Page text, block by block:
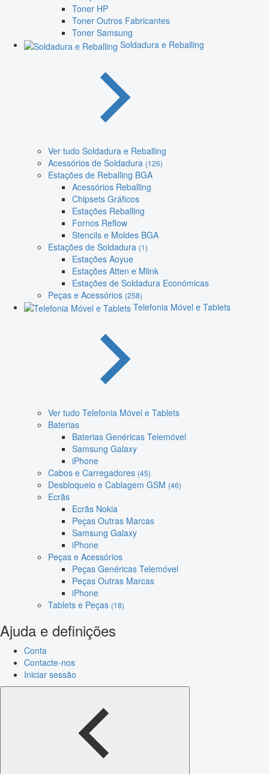
Toner HP
Toner Outros Fabricantes
Toner Samsung
Soldadura e Reballing
Ver tudo Soldadura e Reballing
Acessórios de Soldadura (126)
Estações de Reballing BGA
Acessórios Reballing
Chipsets Gráficos
Estações Reballing
Fornos Reflow
Stencils e Moldes BGA
Estações de Soldadura (1)
Estações Aoyue
Estações Atten e Mlink
Estações de Soldadura Económicas
Peças e Acessórios (258)
Telefonia Móvel e Tablets
Ver tudo Telefonia Móvel e Tablets
Baterias
Baterias Genéricas Telemóvel
Samsung Galaxy
iPhone
Cabos e Carregadores (45)
Desbloqueio e Cablagem GSM (46)
Ecrãs
Ecrãs Nokia
Peças Outras Marcas
Samsung Galaxy
iPhone
Peças e Acessórios
Peças Genéricas Telemóvel
Peças Outras Marcas
iPhone
Tablets e Peças (18)
Ajuda e definições
Conta
Contacte-nos
Iniciar sessão